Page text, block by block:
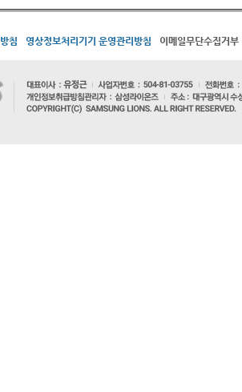
침 영상정보처리기기 운영관리방침 이메일무단수집거부